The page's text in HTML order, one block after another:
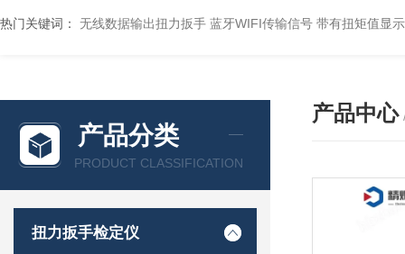
热门关键词： 无线数据输出扭力扳手 蓝牙WIFI传输信号 带有扭矩值显
产品分类
PRODUCT CLASSIFICATION
扭力扳手检定仪
产品中心